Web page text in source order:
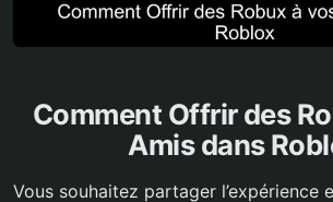
Comment Offrir des
Amis dans
Vous souhaitez partager l’expérience